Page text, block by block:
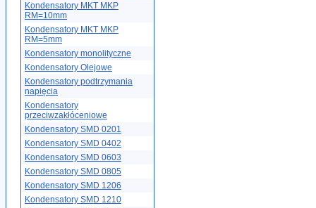
Kondensatory MKT MKP
RM=10mm
Kondensatory MKT MKP
RM=5mm
Kondensatory monolityczne
Kondensatory Olejowe
Kondensatory podtrzymania
napięcia
Kondensatory
przeciwzakłóceniowe
Kondensatory SMD 0201
Kondensatory SMD 0402
Kondensatory SMD 0603
Kondensatory SMD 0805
Kondensatory SMD 1206
Kondensatory SMD 1210